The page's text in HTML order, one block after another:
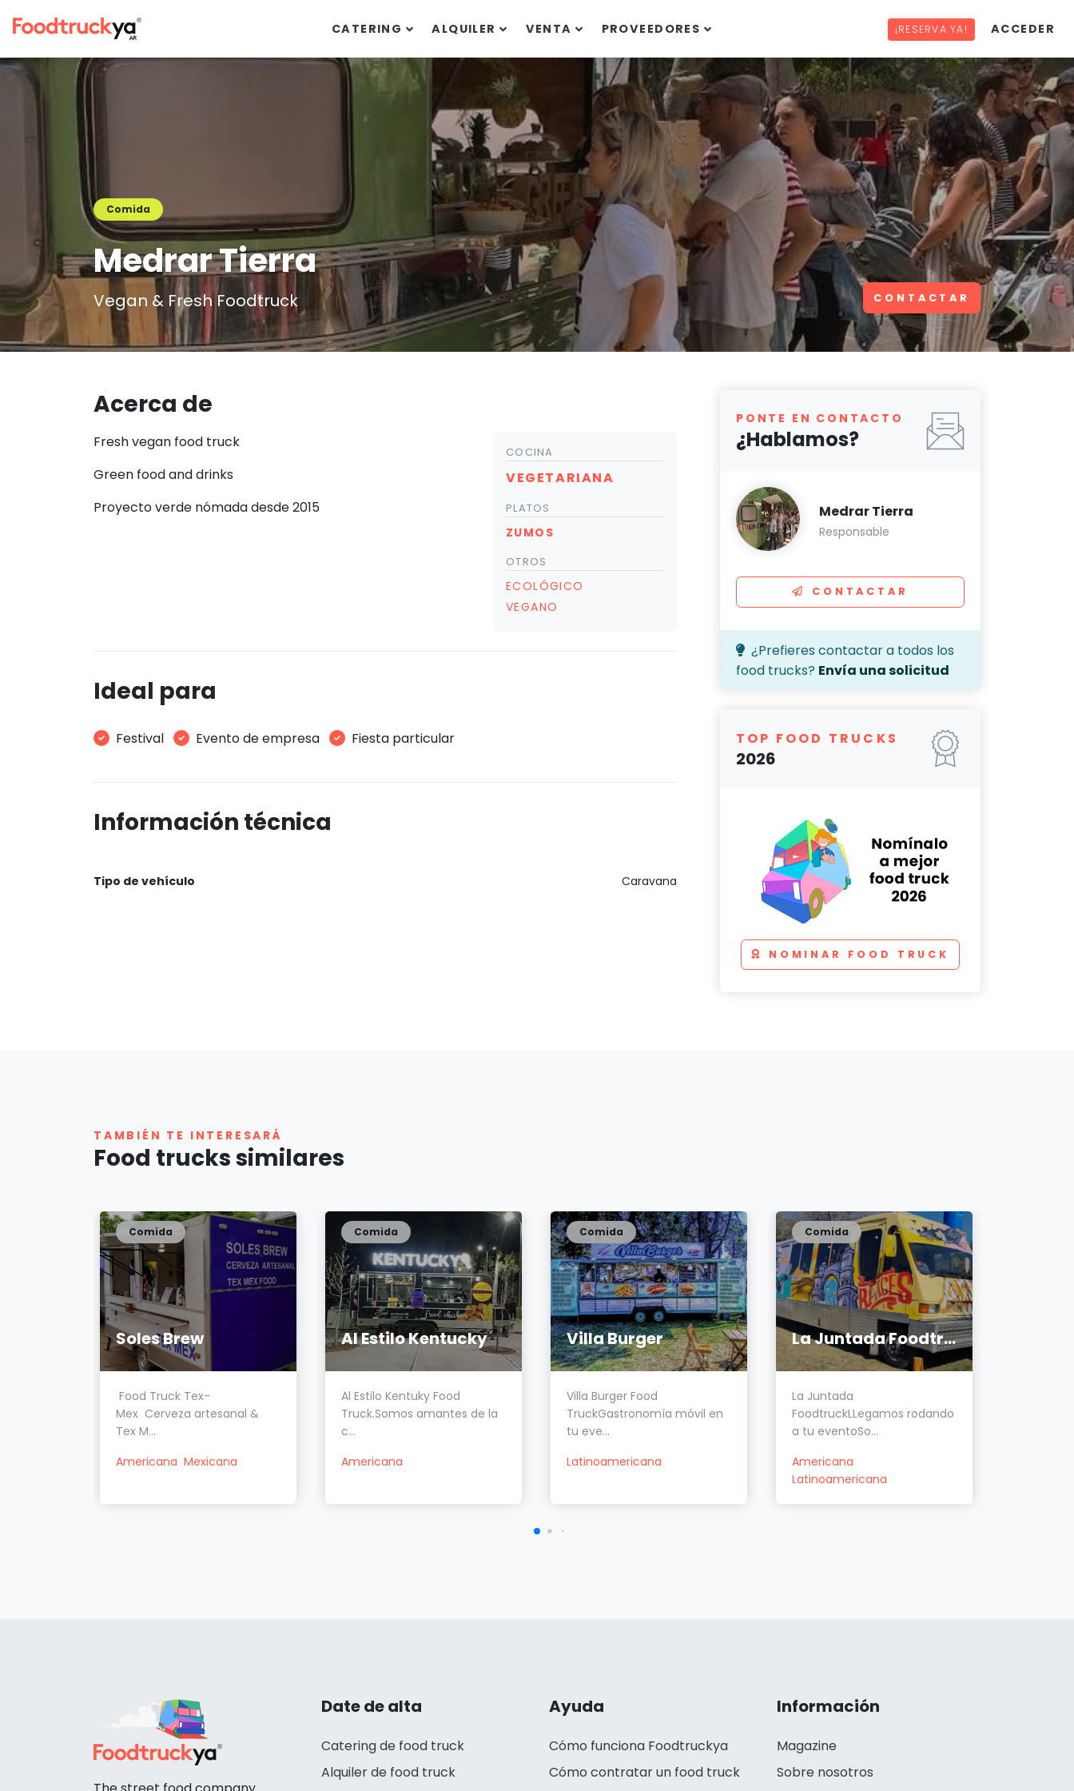
CATERING ALQUILER VENTA PROVEEDORES ¡RESERVA YA! ACCEDER
Comida
Medrar Tierra
Vegan & Fresh Foodtruck CONTACTAR
Acerca de
COCINA
VEGETARIANA
PLATOS
ZUMOS
OTROS
ECOLÓGICO
VEGANO
Fresh vegan food truck
Green food and drinks
Proyecto verde nómada desde 2015
Ideal para
Festival Evento de empresa Fiesta particular
Información técnica
Tipo de vehículo Caravana
PONTE EN CONTACTO
¿Hablamos?
Medrar Tierra
Responsable
CONTACTAR
¿Prefieres contactar a todos los
food trucks? Envía una solicitud
TOP FOOD TRUCKS
2026
NOMINAR FOOD TRUCK
TAMBIÉN TE INTERESARÁ
Food trucks similares
Soles Brew
Comida
Food Truck Tex-
Mex Cerveza artesanal &
Tex M...
Americana Mexicana
Al Estilo Kentucky
Comida
Al Estilo Kentuky Food
Truck.Somos amantes de la
c...
Americana
Villa Burger
Comida
Villa Burger Food
TruckGastronomía móvil en
tu eve...
Latinoamericana
La Juntada Foodtruck
Comida
La Juntada
FoodtruckLLegamos rodando
a tu eventoSo...
Americana
Latinoamericana
Date de alta
Catering de food truck
Alquiler de food truck
Ayuda
Cómo funciona Foodtruckya
Cómo contratar un food truck
Información
Magazine
Sobre nosotros